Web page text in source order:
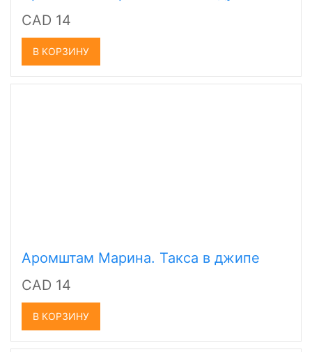
CAD 14
В КОРЗИНУ
Аромштам Марина. Такса в джипе
CAD 14
В КОРЗИНУ